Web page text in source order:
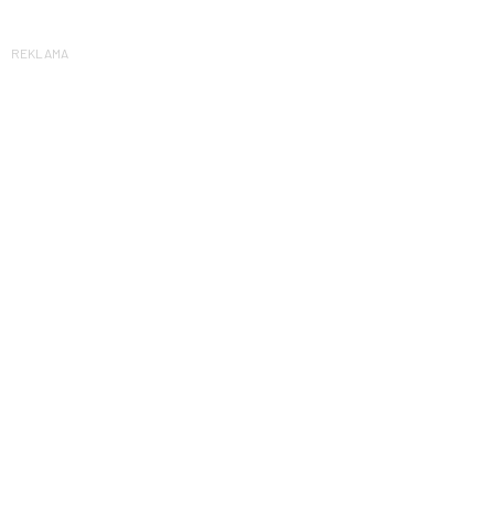
REKLAMA